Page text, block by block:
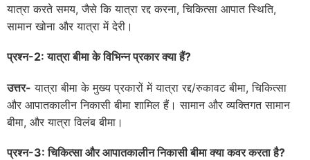
यात्रा करते समय, जैसे कि यात्रा रद्द करना, चिकित्सा आपात स्थिति,
सामान खोना और यात्रा में देरी।
प्रश्न-2:यात्रा बीमा के विभिन्न प्रकार क्या हैं?
उत्तर- यात्रा बीमा के मुख्य प्रकारों में यात्रा रद्द/रुकावट बीमा, चिकित्सा
और आपातकालीन निकासी बीमा शामिल हैं। सामान और व्यक्तिगत सामान
बीमा, और यात्रा विलंब बीमा।
प्रश्न-3:चिकित्सा और आपातकालीन निकासी बीमा क्या कवर करता है?